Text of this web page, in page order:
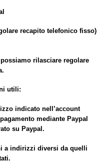
recapito telefonico fisso)
rilasciare regolare
utili:
indicato nell’account
mediante Paypal
su Paypal.
a indirizzi diversi da quelli